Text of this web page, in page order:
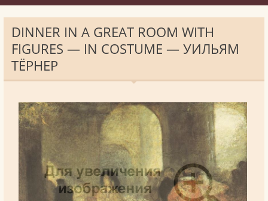
DINNER IN A GREAT ROOM WITH
FIGURES — IN COSTUME — УИЛЬЯМ
ТЁРНЕР